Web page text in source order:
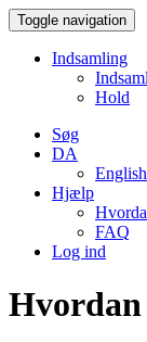
Toggle navigation
Indsamling
Hold
Søg
DA
English
Hjælp
FAQ
Log ind